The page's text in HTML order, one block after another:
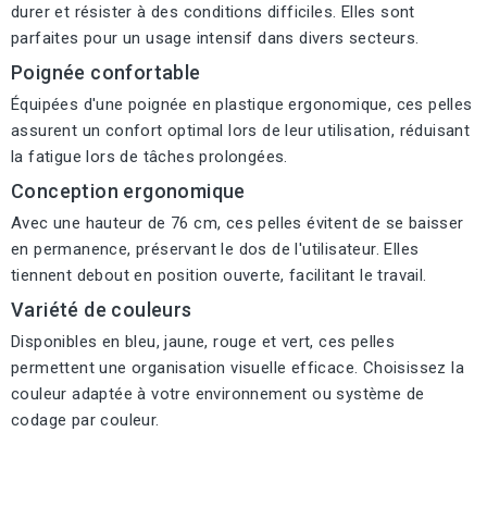
durer et résister à des conditions difficiles. Elles sont
parfaites pour un usage intensif dans divers secteurs.
Poignée confortable
Équipées d'une poignée en plastique ergonomique, ces pelles
assurent un confort optimal lors de leur utilisation, réduisant
la fatigue lors de tâches prolongées.
Conception ergonomique
Avec une hauteur de 76 cm, ces pelles évitent de se baisser
en permanence, préservant le dos de l'utilisateur. Elles
tiennent debout en position ouverte, facilitant le travail.
Variété de couleurs
Disponibles en bleu, jaune, rouge et vert, ces pelles
permettent une organisation visuelle efficace. Choisissez la
couleur adaptée à votre environnement ou système de
codage par couleur.